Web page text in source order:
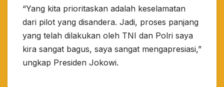
“Yang kita prioritaskan adalah keselamatan
dari pilot yang disandera. Jadi, proses panjang
yang telah dilakukan oleh TNI dan Polri saya
kira sangat bagus, saya sangat mengapresiasi,”
ungkap Presiden Jokowi.